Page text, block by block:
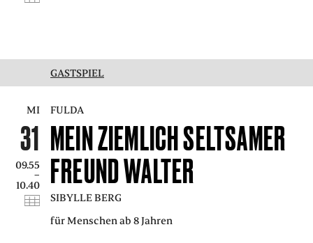
GASTSPIEL
MI
31
09.55
–
10.40
FULDA
MEIN ZIEMLICH SELTSAMER
FREUND WALTER
SIBYLLE BERG
für Menschen ab 8 Jahren